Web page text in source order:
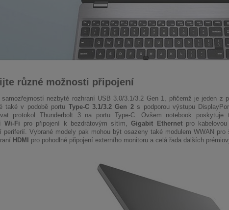
různé možnosti připojení
samozřejmostí nezbyté rozhraní USB 3.0/3.1/3.2 Gen 1, přičemž je jeden z
také v podobě portu Type-C 3.1/3.2 Gen 2s podporou výstupu
protokol Thunderbolt 3 na portu Type-C. Ovšem notebook
Wi-Fi pro připojení k bezdrátovým sítím,Gigabit Ethernetpro kabelovou
periferií. Vybrané modely pak mohou být osazeny také modulem WWAN
HDMI pro pohodlné připojení externího monitoru a celá řada dalších